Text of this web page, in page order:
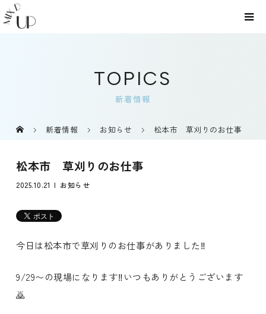
TOPICS
新着情報
新着情報 お知らせ 松本市 草刈りのお仕事
松本市 草刈りのお仕事
2025.10.21 お知らせ
今日は松本市で草刈りのお仕事がありました‼️
9/29〜の現場になります‼️いつもありがとうございます
🙇